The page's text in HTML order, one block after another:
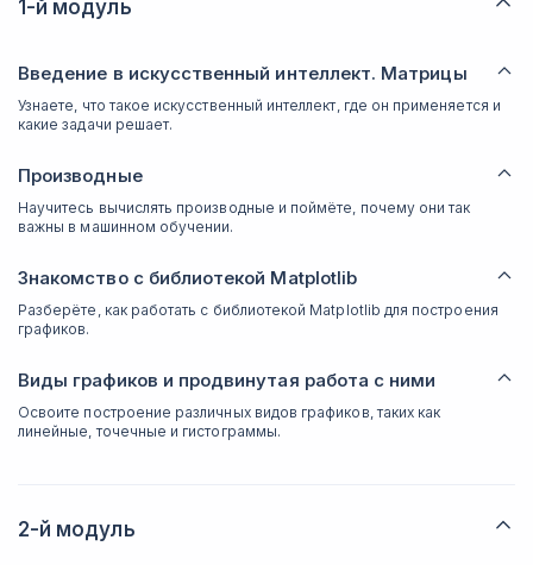
1-й модуль
Введение в искусственный интеллект. Матрицы
Узнаете, что такое искусственный интеллект, где он применяется и
какие задачи решает.
Производные
Научитесь вычислять производные и поймёте, почему они так
важны в машинном обучении.
Знакомство с библиотекой Matplotlib
Разберёте, как работать с библиотекой Matplotlib для построения
графиков.
Виды графиков и продвинутая работа с ними
Освоите построение различных видов графиков, таких как
линейные, точечные и гистограммы.
2-й модуль